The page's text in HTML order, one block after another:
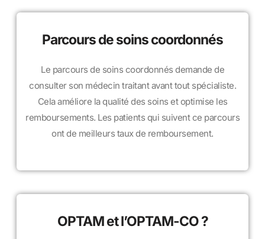
Parcours de soins coordonnés
Le parcours de soins coordonnés demande de
consulter son médecin traitant avant tout spécialiste.
Cela améliore la qualité des soins et optimise les
remboursements. Les patients qui suivent ce parcours
ont de meilleurs taux de remboursement.
OPTAM et l’OPTAM-CO ?